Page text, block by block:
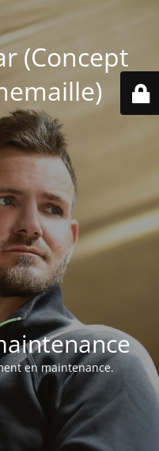
(Concept
en maintenance.